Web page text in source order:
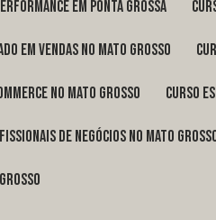
em Ponta Grossa
em vendas no Mato Grosso
no Mato Grosso curso
de negócios no Mato